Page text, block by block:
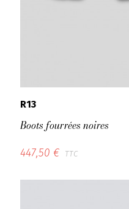
R13
Boots fourrées noires
447,50 € TTC